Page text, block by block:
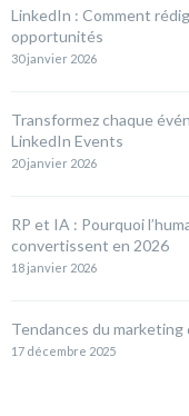
LinkedIn : Comment
opportunités
30 janvier 2026
Transformez chaque
LinkedIn Events
20 janvier 2026
RP et IA : Pourquoi
convertissent en 2026
18 janvier 2026
Tendances du marketing
17 décembre 2025